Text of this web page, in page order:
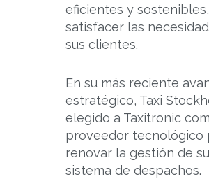
eficientes y
satisfacer las
sus clientes.
En su más reciente
estratégico, Taxi
elegido a Taxitronic
proveedor tecnológico
renovar la gestión de su
sistema de despachos.